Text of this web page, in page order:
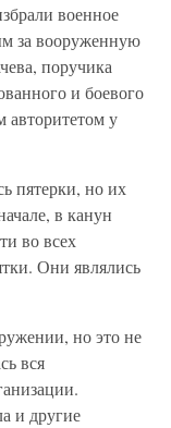
военное
за вооруженную
поручика
и боевого
авторитетом у
пятерки, но их
в канун
во всех
Они являлись
но это не
вся
и другие